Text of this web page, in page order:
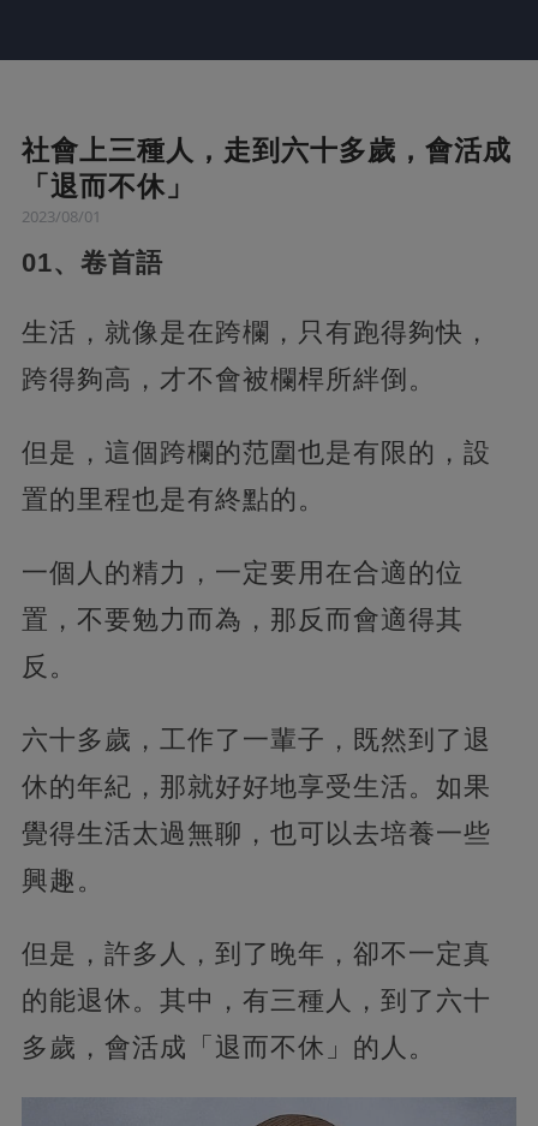
社會上三種人，走到六十多歲，會活成
「退而不休」
2023/08/01
01、卷首語
生活，就像是在跨欄，只有跑得夠快，
跨得夠高，才不會被欄桿所絆倒。
但是，這個跨欄的范圍也是有限的，設
置的里程也是有終點的。
一個人的精力，一定要用在合適的位
置，不要勉力而為，那反而會適得其
反。
六十多歲，工作了一輩子，既然到了退
休的年紀，那就好好地享受生活。如果
覺得生活太過無聊，也可以去培養一些
興趣。
但是，許多人，到了晚年，卻不一定真
的能退休。其中，有三種人，到了六十
多歲，會活成「退而不休」的人。